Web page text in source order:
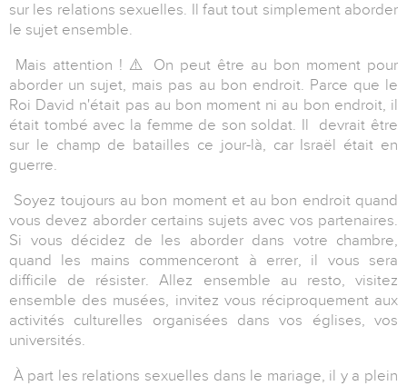
sur les relations sexuelles. Il faut tout simplement aborder
le sujet ensemble.
Mais attention ! ⚠️
On peut être au bon moment pour
aborder un sujet, mais pas au bon endroit. Parce que le
Roi David n'était pas au bon moment ni au bon endroit, il
était tombé avec la femme de son soldat. Il devrait être
sur le champ de batailles ce jour-là, car Israël était en
guerre.
Soyez toujours au bon moment et au bon endroit quand
vous devez aborder certains sujets avec vos partenaires.
Si vous décidez de les aborder dans votre chambre,
quand les mains commenceront à errer, il vous sera
difficile de résister. Allez ensemble au resto, visitez
ensemble des musées, invitez vous réciproquement aux
activités culturelles organisées dans vos églises, vos
universités.
À part les relations sexuelles dans le mariage, il y a plein